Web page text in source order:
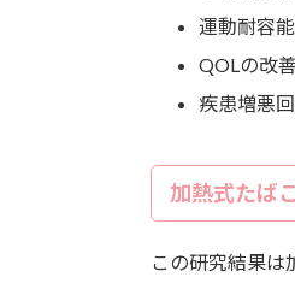
運動耐容
QOLの改善
疾患増悪
加熱式たば
この研究結果は